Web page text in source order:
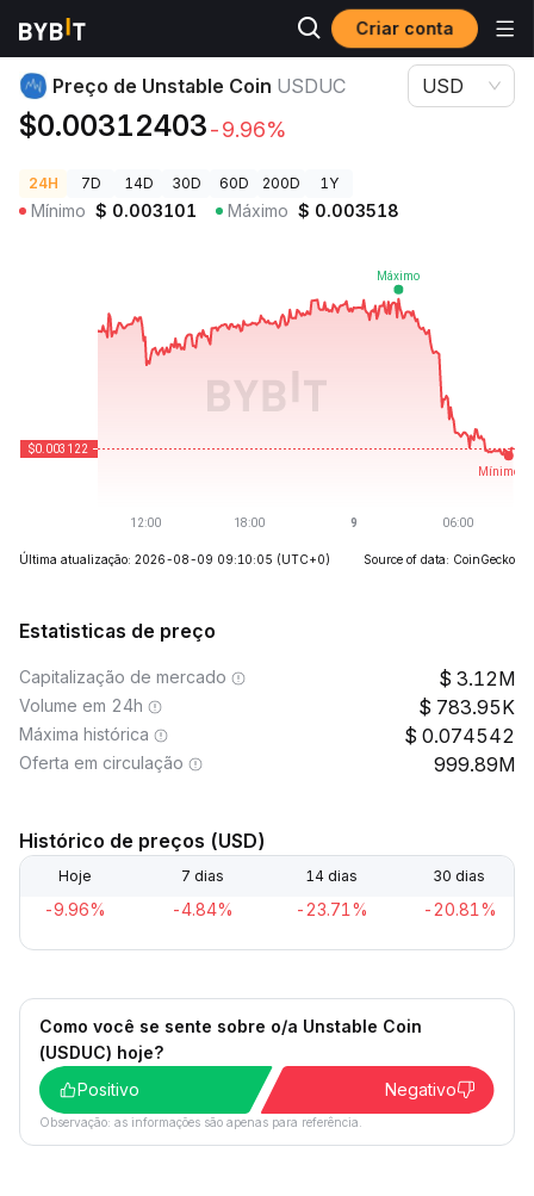
Criar conta
Preços de Criptomoedas Preço de Unstable Coin USDUC
Preço de Unstable Coin USDUC
$0.00312403-9.96%
USD
24H 7D 14D 30D 60D 200D 1Y
Mínimo $ 0.003101 Máximo $ 0.003518
Última atualização: 2026-08-09 09:10:05 (UTC+0) Source of data: CoinGecko
Estatisticas de preço
Capitalização de mercado 3.12M
Volume em 24h 783.95K
Máxima histórica 0.074542
Oferta em circulação 999.89M
Histórico de preços (USD)
Hoje 7 dias 14 dias 30 dias
-9.96% -4.84% -23.71% -20.81%
Como você se sente sobre o/a Unstable Coin
(USDUC) hoje?
Positivo
Negativo
Observação: as informações são apenas para referência.